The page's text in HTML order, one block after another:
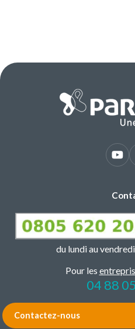
du lundi au
Pour les
04 88
Contactez-nous